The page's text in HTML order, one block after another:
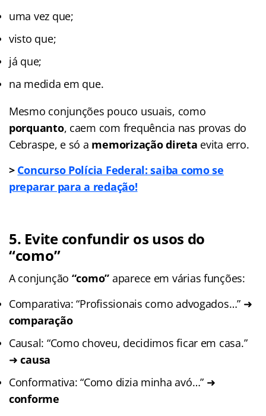
uma vez que;
visto que;
já que;
na medida em que.
Mesmo conjunções pouco usuais, como
porquanto, caem com frequência nas provas do
Cebraspe, e só a memorização direta evita erro.
> Concurso Polícia Federal: saiba como se
preparar para a redação!
5. Evite confundir os usos do
“como”
A conjunção “como” aparece em várias funções:
Comparativa: “Profissionais como advogados…” ➜
comparação
Causal: “Como choveu, decidimos ficar em casa.”
➜causa
Conformativa: “Como dizia minha avó…” ➜
conforme